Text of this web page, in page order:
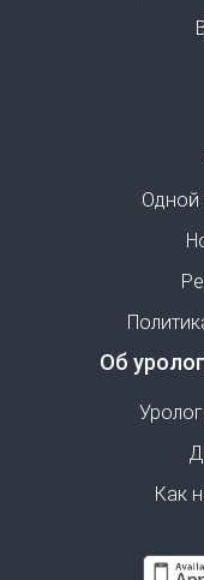
Одной
Об
Как